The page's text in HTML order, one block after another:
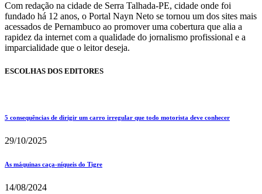
Com redação na cidade de Serra Talhada-PE, cidade onde foi
fundado há 12 anos, o Portal Nayn Neto se tornou um dos sites mais
acessados de Pernambuco ao promover uma cobertura que alia a
rapidez da internet com a qualidade do jornalismo profissional e a
imparcialidade que o leitor deseja.
ESCOLHAS DOS EDITORES
5 consequências de dirigir um carro irregular que todo motorista deve conhecer
29/10/2025
As máquinas caça-níqueis do Tigre
14/08/2024